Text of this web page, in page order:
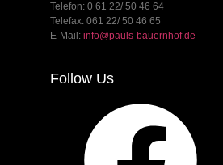
Telefon: 0 61 22/ 50 46 64
Telefax: 061 22/ 50 46 65
E-Mail: info@pauls-bauernhof.de
Follow Us